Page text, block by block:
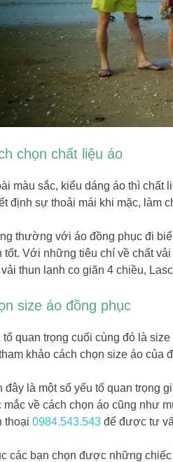
chọn chất liệu áo
màu sắc, kiểu dáng áo thì chất
định sự thoải mái khi mặc, làm
thường với áo đồng phục đi
tốt. Với những tiêu chí về chất
vải thun lạnh co giãn 4 chiều,
size áo đồng phục
tố quan trọng cuối cùng đó là
khảo cách chọn size áo của
đây là một số yếu tố quan trọng
mắc về cách chọn áo cũng như
thoại 0984.543.543 để được tư
các bạn chọn được những